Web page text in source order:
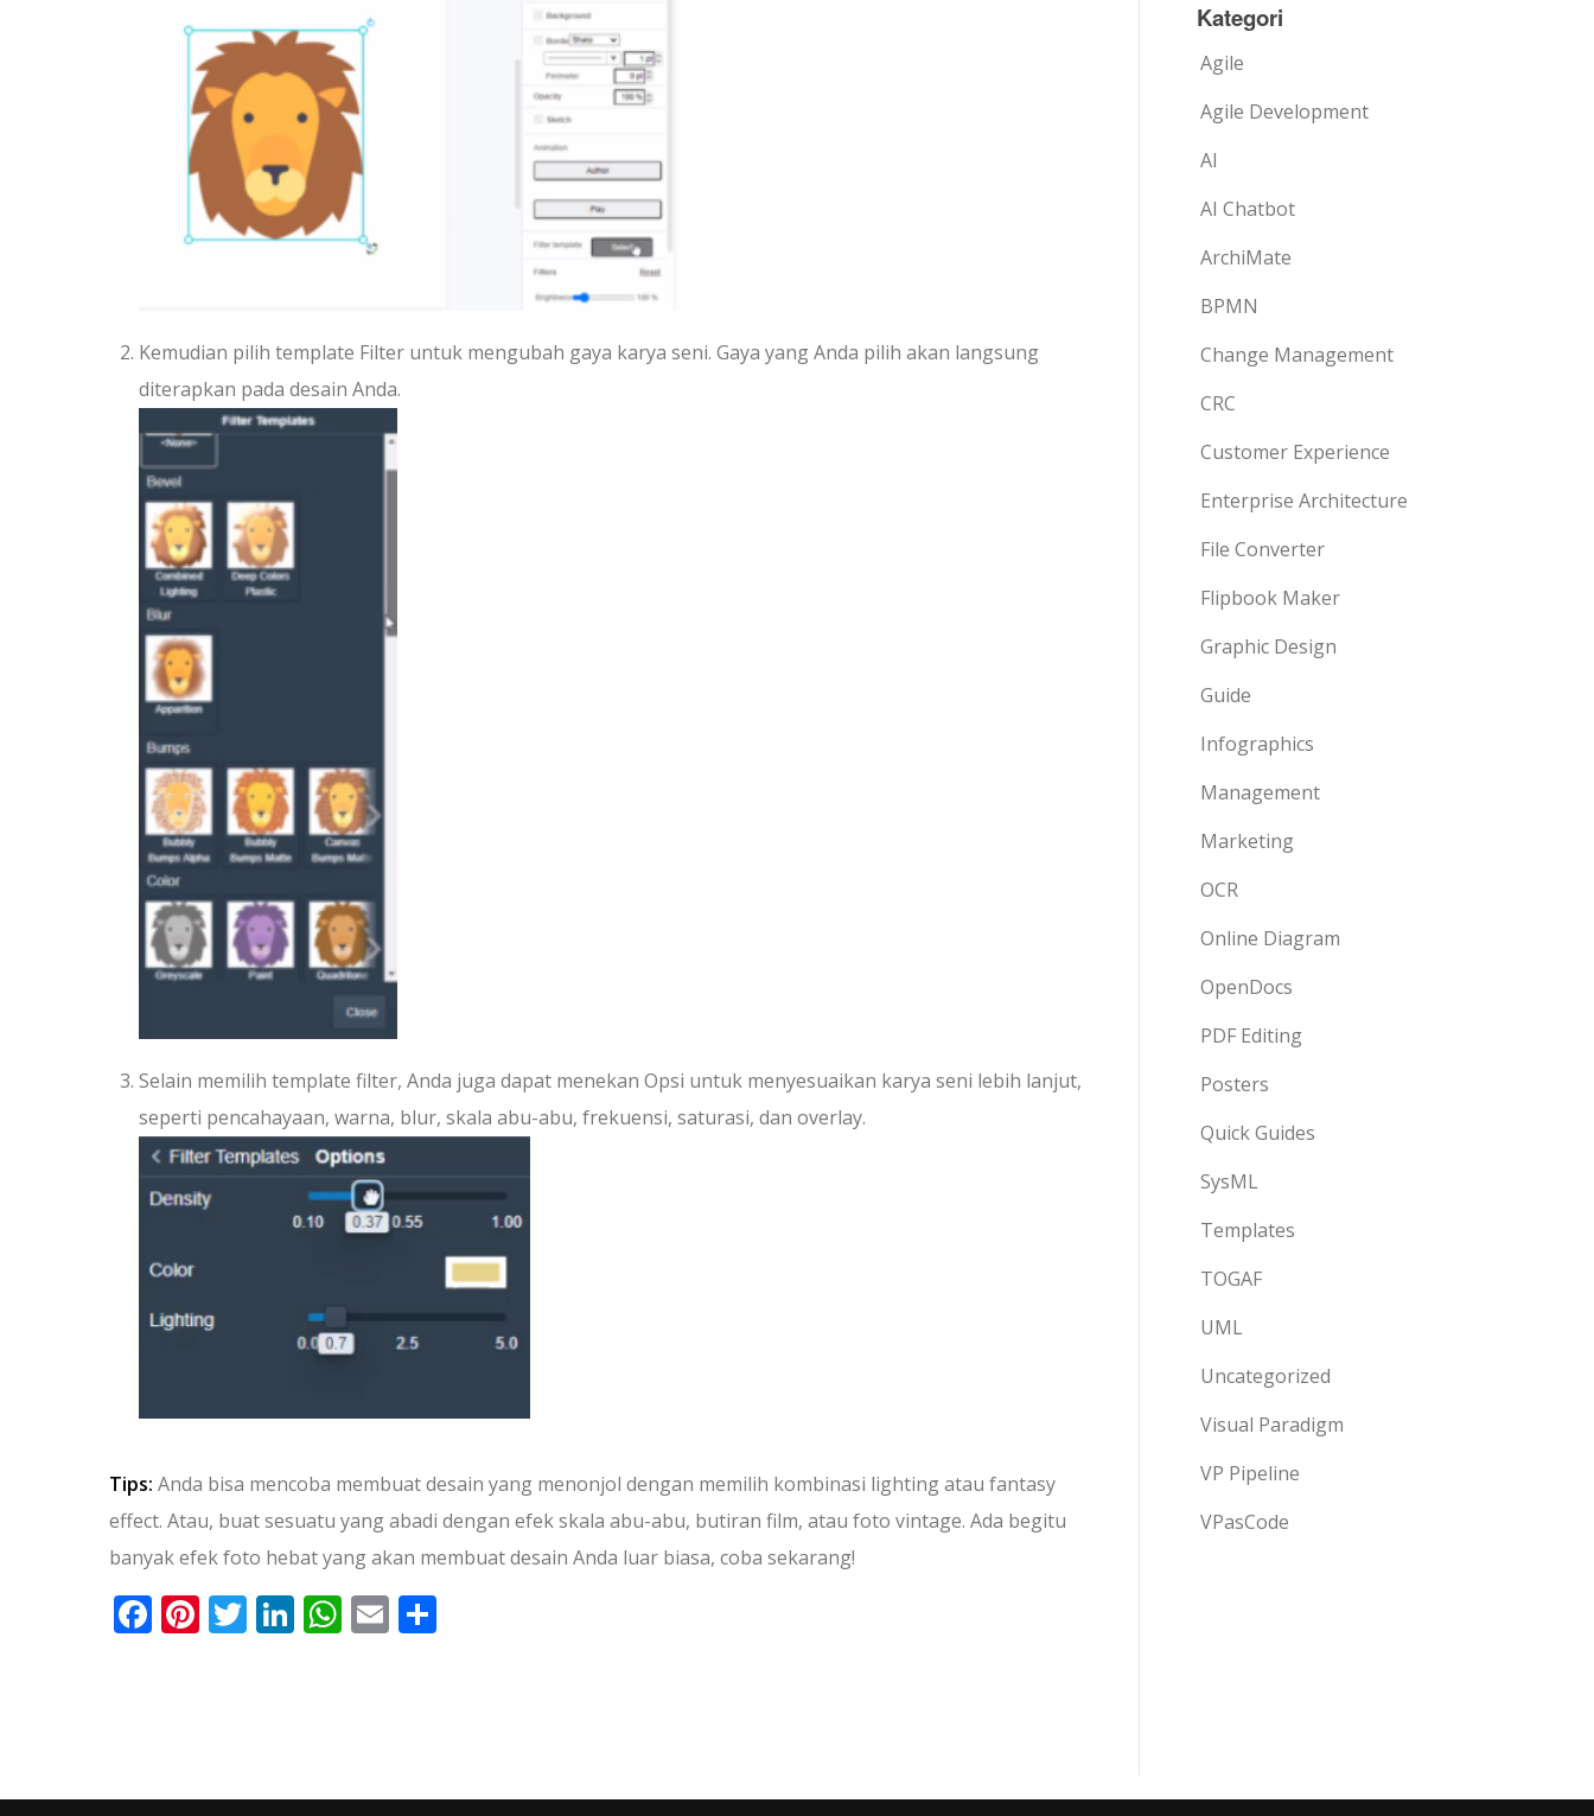
Kemudian pilih template Filter untuk mengubah gaya karya seni. Gaya yang Anda pilih akan langsung
diterapkan pada desain Anda.
Selain memilih template filter, Anda juga dapat menekan Opsi untuk menyesuaikan karya seni lebih lanjut,
seperti pencahayaan, warna, blur, skala abu-abu, frekuensi, saturasi, dan overlay.
Tips: Anda bisa mencoba membuat desain yang menonjol dengan memilih kombinasi lighting atau fantasy
effect. Atau, buat sesuatu yang abadi dengan efek skala abu-abu, butiran film, atau foto vintage. Ada begitu
banyak efek foto hebat yang akan membuat desain Anda luar biasa, coba sekarang!
Facebook
Pinterest
Twitter
LinkedIn
WhatsApp
Email
Kategori
Agile
Agile Development
AI
AI Chatbot
ArchiMate
BPMN
Change Management
CRC
Customer Experience
Enterprise Architecture
File Converter
Flipbook Maker
Graphic Design
Guide
Infographics
Management
Marketing
OCR
Online Diagram
OpenDocs
PDF Editing
Posters
Quick Guides
SysML
Templates
TOGAF
UML
Uncategorized
Visual Paradigm
VP Pipeline
VPasCode